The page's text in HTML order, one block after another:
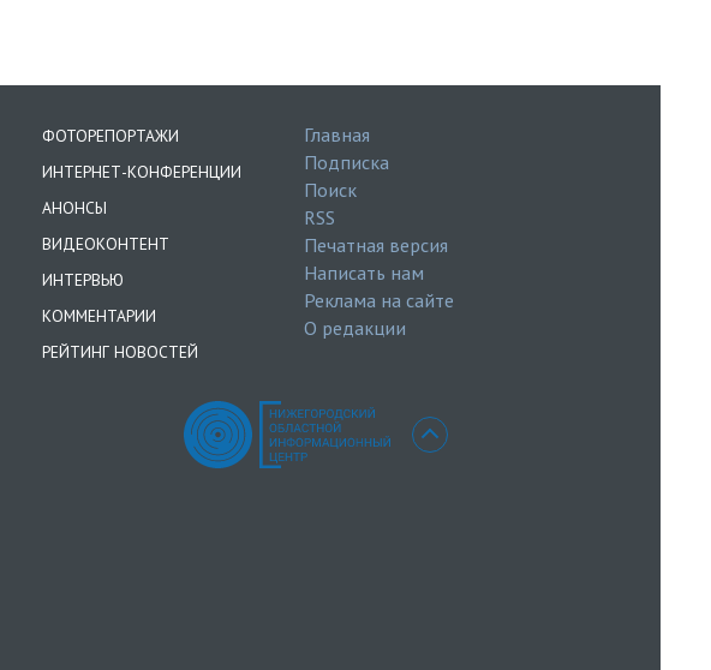
ФОТОРЕПОРТАЖИ
ИНТЕРНЕТ-КОНФЕРЕНЦИИ
АНОНСЫ
ВИДЕОКОНТЕНТ
ИНТЕРВЬЮ
КОММЕНТАРИИ
РЕЙТИНГ НОВОСТЕЙ
Главная
Подписка
Поиск
RSS
Печатная версия
Написать нам
Реклама на сайте
О редакции